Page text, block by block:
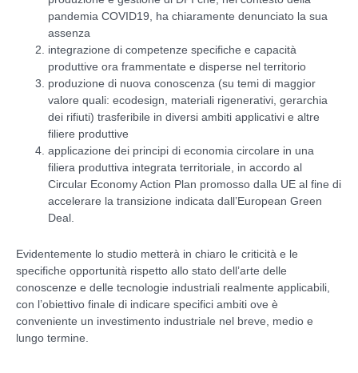
pandemia COVID19, ha chiaramente denunciato la sua
assenza
integrazione di competenze specifiche e capacità
produttive ora frammentate e disperse nel territorio
produzione di nuova conoscenza (su temi di maggior
valore quali: ecodesign, materiali rigenerativi, gerarchia
dei rifiuti) trasferibile in diversi ambiti applicativi e altre
filiere produttive
applicazione dei principi di economia circolare in una
filiera produttiva integrata territoriale, in accordo al
Circular Economy Action Plan promosso dalla UE al fine di
accelerare la transizione indicata dall’European Green
Deal.
Evidentemente lo studio metterà in chiaro le criticità e le
specifiche opportunità rispetto allo stato dell’arte delle
conoscenze e delle tecnologie industriali realmente applicabili,
con l’obiettivo finale di indicare specifici ambiti ove è
conveniente un investimento industriale nel breve, medio e
lungo termine.